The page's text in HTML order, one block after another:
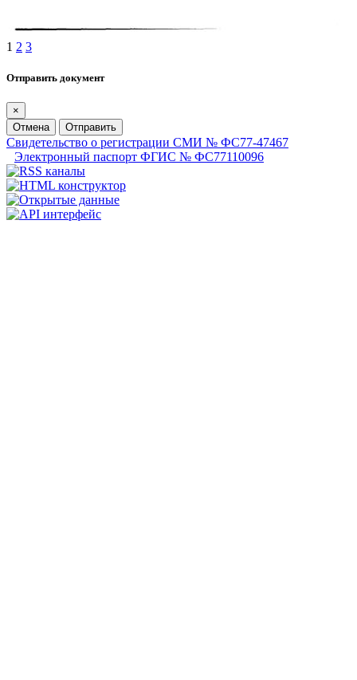
1 2 3
Отправить документ
×
Отмена
Отправить
Свидетельство о регистрации СМИ № ФС77-47467
Электронный паспорт ФГИС № ФС77110096